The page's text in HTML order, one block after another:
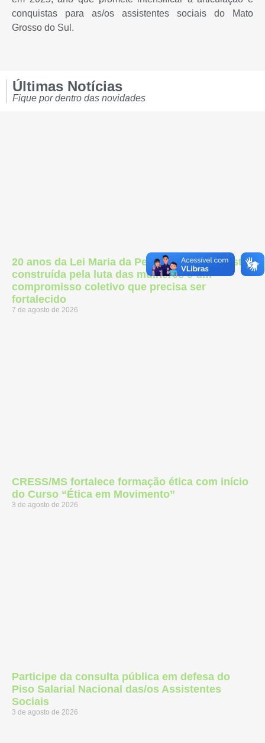
conquistas para as/os assistentes sociais do Mato
Grosso do Sul.
Últimas Notícias
Fique por dentro das novidades
20 anos da Lei Maria da Penha: uma conquista
construída pela luta das mulheres e um
compromisso coletivo que precisa ser
fortalecido
7 de agosto de 2026
CRESS/MS fortalece formação ética com início
do Curso “Ética em Movimento”
3 de agosto de 2026
Participe da consulta pública em defesa do
Piso Salarial Nacional das/os Assistentes
Sociais
3 de agosto de 2026